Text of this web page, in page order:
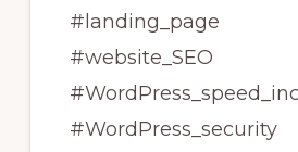
#landing_page
#website_SEO
#WordPress_security